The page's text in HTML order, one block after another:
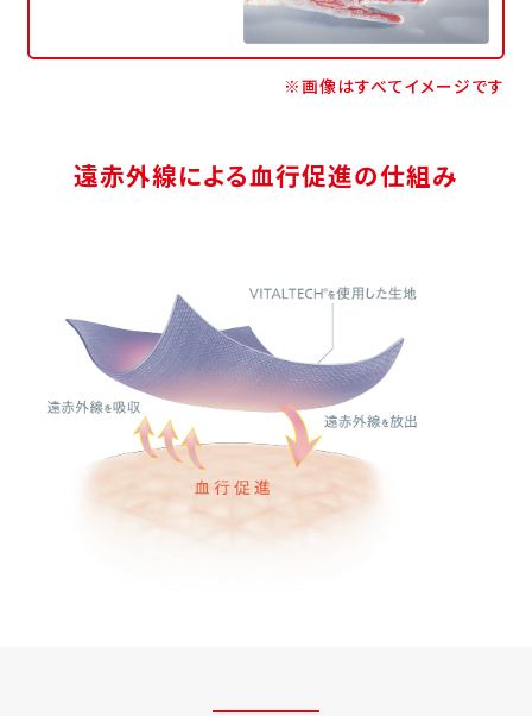
※画像はすべてイメージです
遠赤外線による血行促進の仕組み